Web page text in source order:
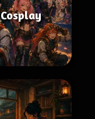
Cosplay